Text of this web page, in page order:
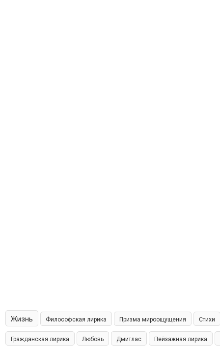
Жизнь Философская лирика Призма мироощущения Стихи
Гражданская лирика Любовь Дмитлас Пейзажная лирика